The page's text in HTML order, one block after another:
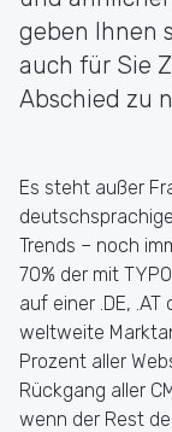
geben Ihnen
auch für Sie
Abschied zu
Es steht außer
Trends – noch
70% der mit
auf einer .DE,
weltweite
Prozent aller
Rückgang aller
wenn der Rest